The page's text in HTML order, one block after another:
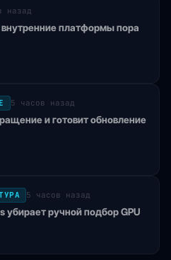
назад
платформы пора
5 часов назад
и готовит обновление
5 часов назад
убирает ручной подбор GPU